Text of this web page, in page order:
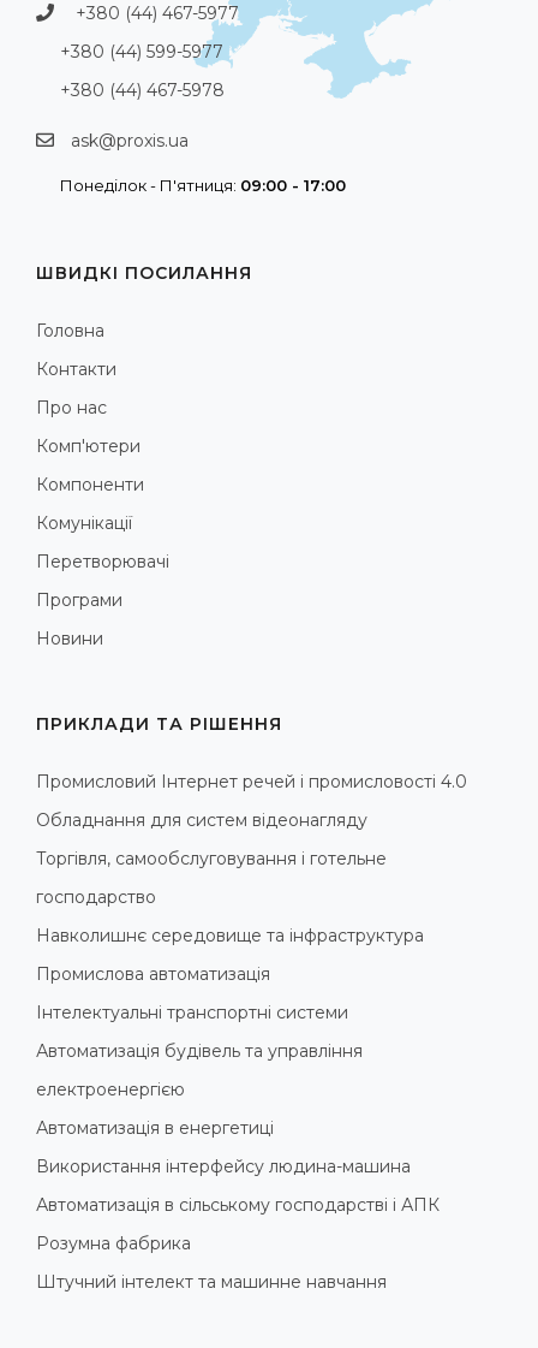
+380 (44) 467-5977
+380 (44) 599-5977
+380 (44) 467-5978
ask@proxis.ua
Понеділок - П'ятниця: 09:00 - 17:00
ШВИДКІ ПОСИЛАННЯ
Головна
Контакти
Про нас
Комп'ютери
Компоненти
Комунікації
Перетворювачі
Програми
Новини
ПРИКЛАДИ ТА РІШЕННЯ
Промисловий Інтернет речей і промисловості 4.0
Обладнання для систем відеонагляду
Торгівля, самообслуговування і готельне
господарство
Навколишнє середовище та інфраструктура
Промислова автоматизація
Інтелектуальні транспортні системи
Автоматизація будівель та управління
електроенергією
Автоматизація в енергетиці
Використання інтерфейсу людина-машина
Автоматизація в сільському господарстві і АПК
Розумна фабрика
Штучний інтелект та машинне навчання